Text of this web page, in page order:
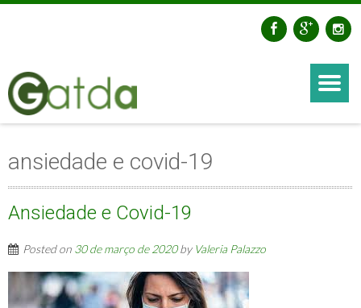
ansiedade e covid-19
Ansiedade e Covid-19
Posted on 30 de março de 2020by Valeria Palazzo